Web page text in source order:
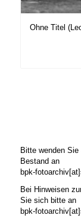
Ohne Titel
Bitte wenden
Bestand an
bpk-
Bei Hinweisen
Sie sich bitte an
bpk-